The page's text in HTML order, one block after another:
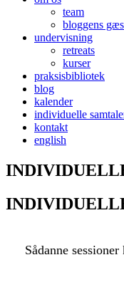
team
bloggens
undervisning
retreats
kurser
praksisbibliotek
blog
kalender
individuelle
kontakt
english
Sådanne